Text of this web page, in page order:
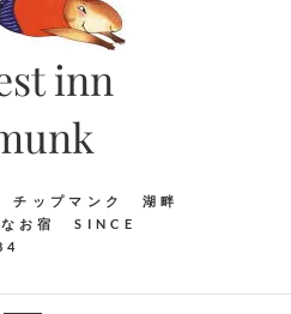
inn
チップマンク 湖畔
なお宿 SINCE